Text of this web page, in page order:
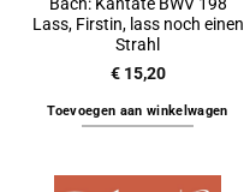
Lass, Firstin, lass noch einen
Strahl
€15,20
Toevoegen aan winkelwagen